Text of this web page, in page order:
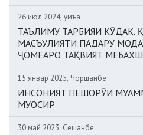
26 июл 2024, Ҷумъа
ТАЪЛИМУ ТАРБИЯИ КӮДАК.
МАСЪУЛИЯТИ ПАДАРУ
ҶОМЕАРО ТАҚВИЯТ
15 январ 2025, Чоршанбе
ИНСОНИЯТ ПЕШОРӮИ
МУОСИР
30 май 2023, Сешанбе